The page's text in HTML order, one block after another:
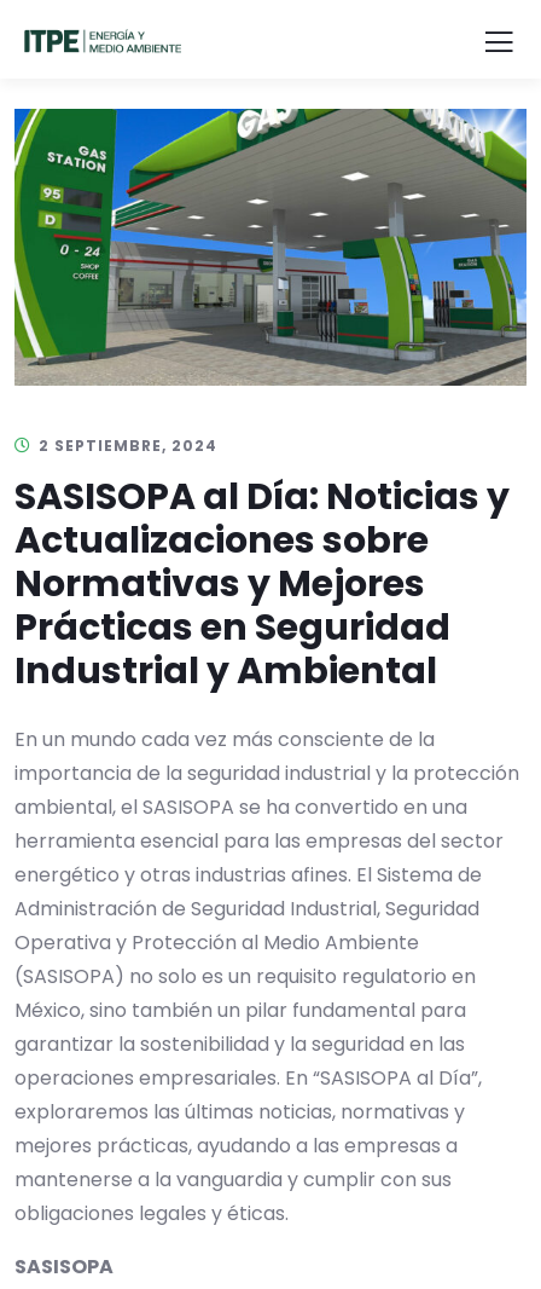
2 SEPTIEMBRE, 2024
SASISOPA al Día: Noticias y
Actualizaciones sobre
Normativas y Mejores
Prácticas en Seguridad
Industrial y Ambiental
En un mundo cada vez más consciente de la
importancia de la seguridad industrial y la protección
ambiental, el SASISOPA se ha convertido en una
herramienta esencial para las empresas del sector
energético y otras industrias afines. El Sistema de
Administración de Seguridad Industrial, Seguridad
Operativa y Protección al Medio Ambiente
(SASISOPA) no solo es un requisito regulatorio en
México, sino también un pilar fundamental para
garantizar la sostenibilidad y la seguridad en las
operaciones empresariales. En “SASISOPA al Día”,
exploraremos las últimas noticias, normativas y
mejores prácticas, ayudando a las empresas a
mantenerse a la vanguardia y cumplir con sus
obligaciones legales y éticas.
SASISOPA